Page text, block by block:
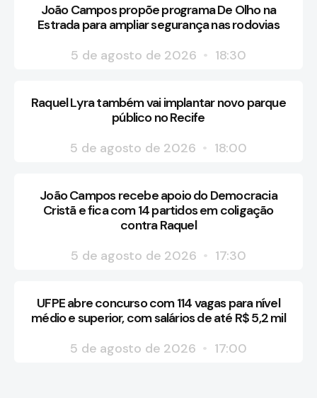
João Campos propõe programa De Olho na
Estrada para ampliar segurança nas rodovias
5 de agosto de 2026
18:30
Raquel Lyra também vai implantar novo parque
público no Recife
5 de agosto de 2026
18:00
João Campos recebe apoio do Democracia
Cristã e fica com 14 partidos em coligação
contra Raquel
5 de agosto de 2026
17:30
UFPE abre concurso com 114 vagas para nível
médio e superior, com salários de até R$ 5,2 mil
5 de agosto de 2026
17:00